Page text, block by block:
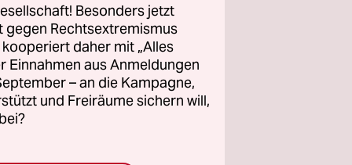
ins
Besonders jetzt
gegen Rechtsextremismus
daher mit „Alles
Einnahmen aus Anmeldungen
– an die Kampagne,
und Freiräume sichern will,